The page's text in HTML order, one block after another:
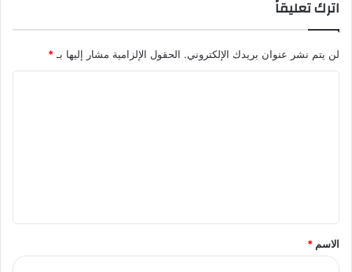
اترك تعليقاً
لن يتم نشر عنوان بريدك الإلكتروني. الحقول الإلزامية مشار إليها بـ*
ق
*
الاسم *